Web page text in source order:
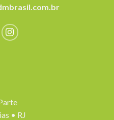
• RJ